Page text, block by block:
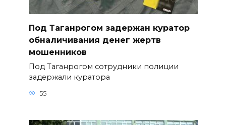
Под Таганрогом задержан куратор
обналичивания денег жертв
мошенников
Под Таганрогом сотрудники полиции
задержали куратора
55